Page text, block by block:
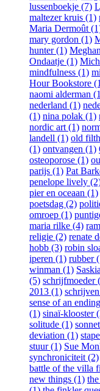
lussenboekje (7)
maltezer kruis (1)
Maria Dermoût
mary gordon (1)
hunter (1)
Ondaatje (1)
mindfulness (1)
Hour Bookstore
naomi alderman
nederland (1)
(1) nina polak (1)
nordic art (1)
landell (1) old
(1) ontvangen (1)
osteoporose (1)
parijs (1) Pat
penelope lively
pier en oceaan (1)
poetsdag (2)
omroep (1)
maria rilke (4)
religie (2) renate
hobb (3) robin
iperen (1) rubber
winman (1)
(5) schrijfmoeder
2013 (1)
sense of an
(1) sinaï-klooster
solitude (1)
deviation (1)
stuur (1) Sue
synchroniciteit (2)
battle of the villa
new things (1)